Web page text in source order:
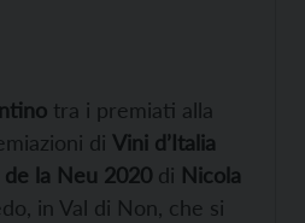
tra i premiati alla
di Vini d’Italia
de la Neu 2020 di Nicola
in Val di Non, che si